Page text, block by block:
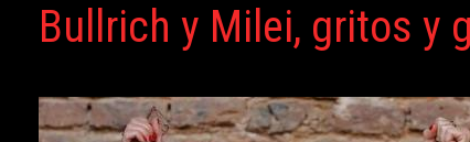
Bullrich y Milei, gritos y